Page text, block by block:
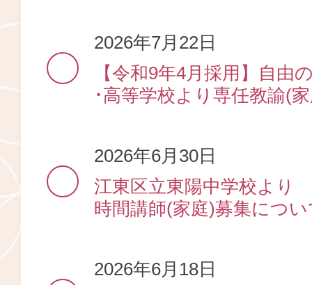
2026年7月22日
【令和9年4月採用】自由
･高等学校より専任教諭(
2026年6月30日
江東区立東陽中学校より
時間講師(家庭)募集につ
2026年6月18日